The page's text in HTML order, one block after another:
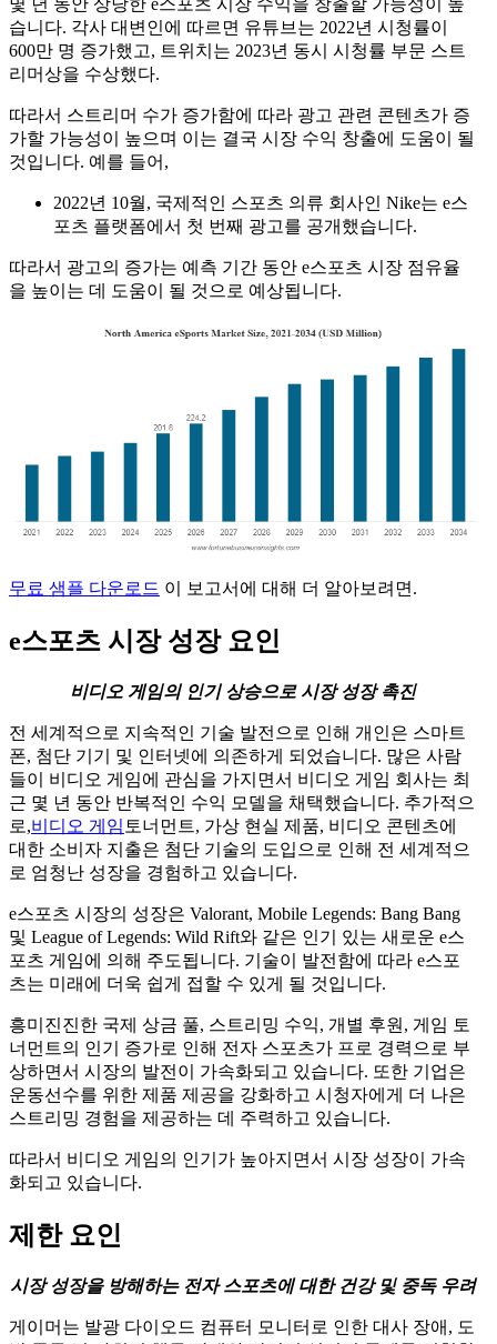
몇 년 동안 상당한 e스포츠 시장 수익을 창출할 가능성이 높
습니다. 각사 대변인에 따르면 유튜브는 2022년 시청률이
600만 명 증가했고, 트위치는 2023년 동시 시청률 부문 스트
리머상을 수상했다.
따라서 스트리머 수가 증가함에 따라 광고 관련 콘텐츠가 증
가할 가능성이 높으며 이는 결국 시장 수익 창출에 도움이 될
것입니다. 예를 들어,
2022년 10월, 국제적인 스포츠 의류 회사인 Nike는 e스
포츠 플랫폼에서 첫 번째 광고를 공개했습니다.
따라서 광고의 증가는 예측 기간 동안 e스포츠 시장 점유율
을 높이는 데 도움이 될 것으로 예상됩니다.
무료 샘플 다운로드 이 보고서에 대해 더 알아보려면.
e스포츠 시장 성장 요인
비디오 게임의 인기 상승으로 시장 성장 촉진
전 세계적으로 지속적인 기술 발전으로 인해 개인은 스마트
폰, 첨단 기기 및 인터넷에 의존하게 되었습니다. 많은 사람
들이 비디오 게임에 관심을 가지면서 비디오 게임 회사는 최
근 몇 년 동안 반복적인 수익 모델을 채택했습니다. 추가적으
로,비디오 게임 토너먼트, 가상 현실 제품, 비디오 콘텐츠에
대한 소비자 지출은 첨단 기술의 도입으로 인해 전 세계적으
로 엄청난 성장을 경험하고 있습니다.
e스포츠 시장의 성장은 Valorant, Mobile Legends: Bang Bang
및 League of Legends: Wild Rift와 같은 인기 있는 새로운 e스
포츠 게임에 의해 주도됩니다. 기술이 발전함에 따라 e스포
츠는 미래에 더욱 쉽게 접할 수 있게 될 것입니다.
흥미진진한 국제 상금 풀, 스트리밍 수익, 개별 후원, 게임 토
너먼트의 인기 증가로 인해 전자 스포츠가 프로 경력으로 부
상하면서 시장의 발전이 가속화되고 있습니다. 또한 기업은
운동선수를 위한 제품 제공을 강화하고 시청자에게 더 나은
스트리밍 경험을 제공하는 데 주력하고 있습니다.
따라서 비디오 게임의 인기가 높아지면서 시장 성장이 가속
화되고 있습니다.
제한 요인
시장 성장을 방해하는 전자 스포츠에 대한 건강 및 중독 우려
게이머는 발광 다이오드 컴퓨터 모니터로 인한 대사 장애, 도